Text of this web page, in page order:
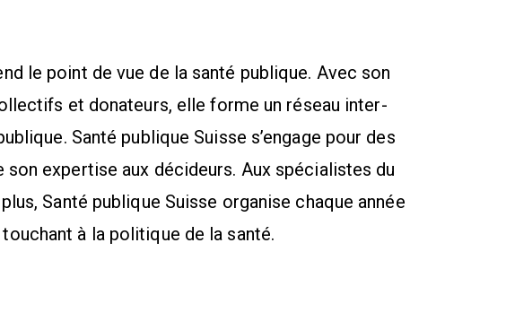
le point de vue de la santé publique. Avec son
et donateurs, elle forme un réseau inter-
Santé publique Suisse s’engage pour des
expertise aux décideurs. Aux spécialistes du
Santé publique Suisse organise chaque année
à la politique de la santé.